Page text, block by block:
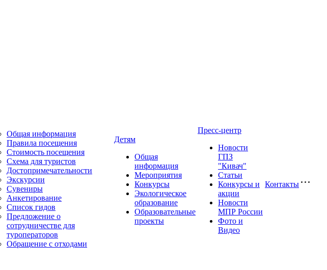
Общая информация
Правила посещения
Стоимость посещения
Схема для туристов
Достопримечательности
Экскурсии
Сувениры
Анкетирование
Список гидов
Предложение о
сотрудничестве для
туроператоров
Обращение с отходами
Детям
Общая
информация
Мероприятия
Конкурсы
Экологическое
образование
Образовательные
проекты
Пресс-центр
Новости
ГПЗ
"Кивач"
Статьи
Конкурсы и
акции
Новости
МПР России
Фото и
Видео
Контакты